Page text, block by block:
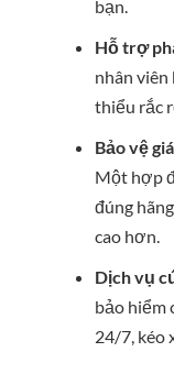
bạn.
Hỗ trợ
nhân viên
thiểu rắc
Bảo vệ
Một hợp
đúng
cao hơn.
Dịch vụ
bảo hiểm
24/7, kéo